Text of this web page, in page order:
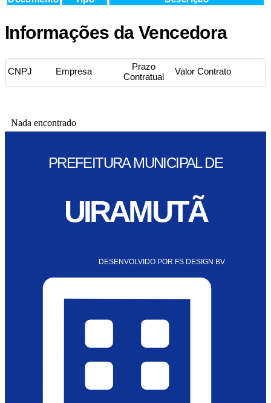
Informações da Vencedora
CNPJ Empresa
Prazo
Contratual
Valor Contrato
Nada encontrado
PREFEITURA MUNICIPAL DE
UIRAMUTÃ
DESENVOLVIDO POR FS DESIGN BV